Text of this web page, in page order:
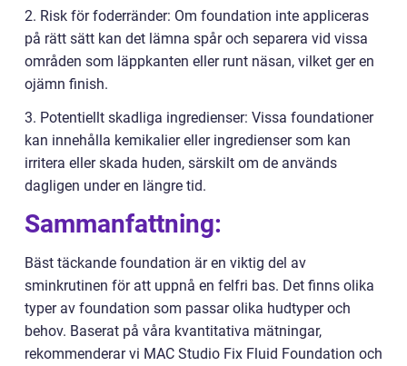
2. Risk för foderränder: Om foundation inte appliceras
på rätt sätt kan det lämna spår och separera vid vissa
områden som läppkanten eller runt näsan, vilket ger en
ojämn finish.
3. Potentiellt skadliga ingredienser: Vissa foundationer
kan innehålla kemikalier eller ingredienser som kan
irritera eller skada huden, särskilt om de används
dagligen under en längre tid.
Sammanfattning:
Bäst täckande foundation är en viktig del av
sminkrutinen för att uppnå en felfri bas. Det finns olika
typer av foundation som passar olika hudtyper och
behov. Baserat på våra kvantitativa mätningar,
rekommenderar vi MAC Studio Fix Fluid Foundation och